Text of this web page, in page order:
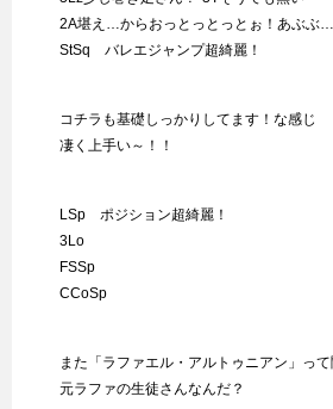
2A堪え…からおっとっとっとぉ！あぶぶ…
StSq バレエジャンプ超綺麗！
コチラも基礎しっかりしてます！な感じ
凄く上手い～！！
LSp ポジション超綺麗！
3Lo
FSSp
CCoSp
また「ラファエル・アルトゥニアン」っ
元ラファの生徒さんなんだ？